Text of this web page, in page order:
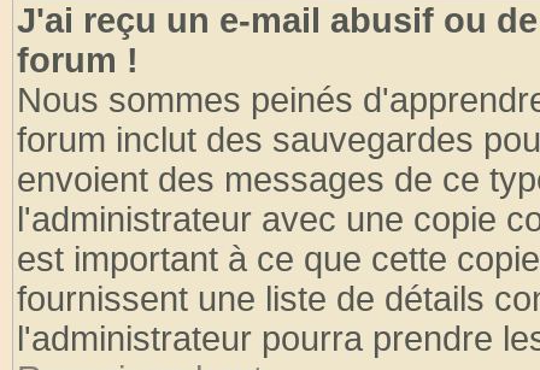
J'ai reçu un e-mail abusif ou
forum !
Nous sommes peinés
forum inclut des sauvegardes
envoient des messages de ce
l'administrateur avec une copie
est important à ce que cette
fournissent une liste de détails
l'administrateur pourra prendre